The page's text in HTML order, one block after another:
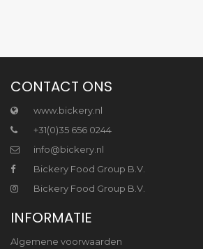
CONTACT ONS
www.bickery.nl
+31(0)35 656 0244
info@bickery.nl
Bickery Food Group B.V.
Bickery Food Group B.V.
INFORMATIE
Algemene voorwaarden